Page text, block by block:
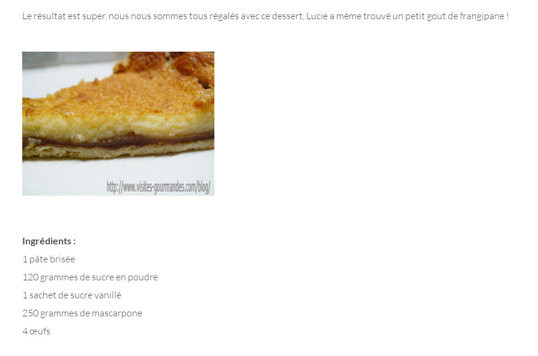
Le résultat est super, nous nous sommes tous régalés avec ce dessert, Lucie a même trouvé un petit gout de frangipane !
Ingrédients :
1 pâte brisée
120 grammes de sucre en poudre
1 sachet de sucre vanillé
250 grammes de mascarpone
4 œufs